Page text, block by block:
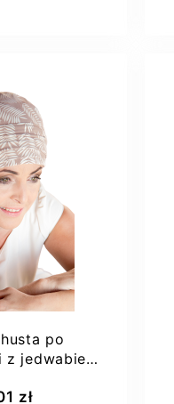
XL
po
z jedwabiem
zł